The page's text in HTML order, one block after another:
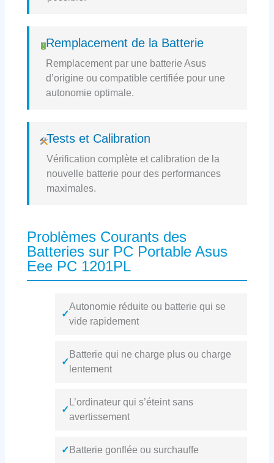
Remplacement de la Batterie
Remplacement par une batterie Asus
d’origine ou compatible certifiée pour une
autonomie optimale.
Tests et Calibration
Vérification complète et calibration de la
nouvelle batterie pour des performances
maximales.
Problèmes Courants des
Batteries sur PC Portable Asus
Eee PC 1201PL
✓
Autonomie réduite ou batterie qui se
vide rapidement
✓
Batterie qui ne charge plus ou charge
lentement
✓
L’ordinateur qui s’éteint sans
avertissement
✓ Batterie gonflée ou surchauffe